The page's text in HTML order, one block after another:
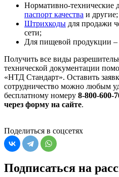
Нормативно-технические
паспорт качества и другие;
Штрихкоды для продажи
сети;
Для пищевой продукции –
Получить все виды
технической документации
«НТД Стандарт». Оставить
сотрудничество можно любым
бесплатному номеру 8-800-600-
через форму на сайте.
Поделиться в соцсетях
Подписаться на